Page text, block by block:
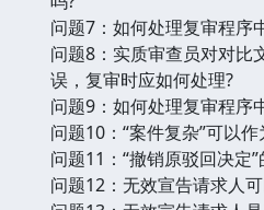
问题7：如何处理复审程序
问题8：实质审查员对对比
误，复审时应如何处理?
问题9：如何处理复审程序
问题10：“案件复杂”可以
问题11：“撤销原驳回决定
问题12：无效宣告请求人